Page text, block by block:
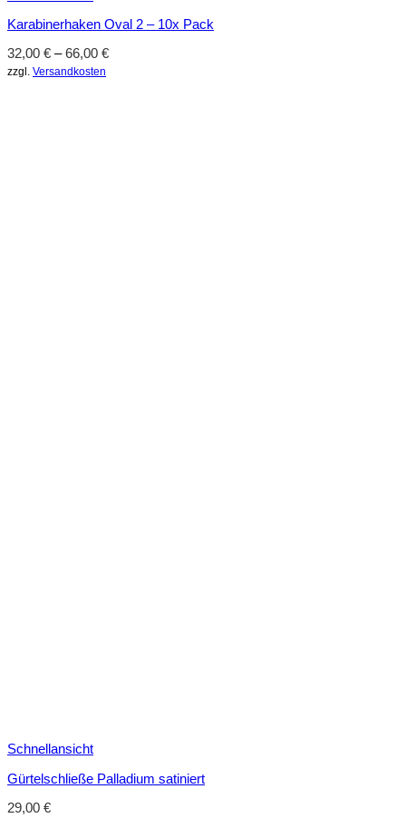
Karabinerhaken Oval 2 – 10x Pack
32,00 € –66,00 €
zzgl. Versandkosten
Schnellansicht
Gürtelschließe Palladium satiniert
29,00 €